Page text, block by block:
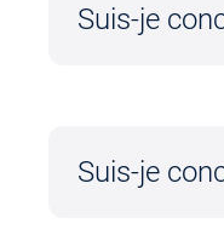
Suis-je
Suis-je